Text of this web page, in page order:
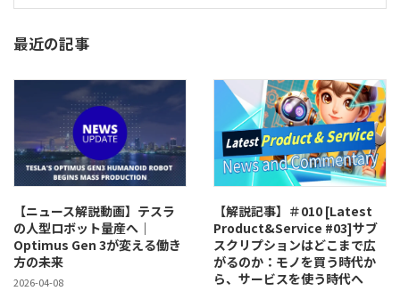
最近の記事
【ニュース解説動画】テスラ
の人型ロボット量産へ｜
Optimus Gen 3が変える働き
方の未来
2026-04-08
【解説記事】＃010 [Latest
Product&Service #03]サブ
スクリプションはどこまで広
がるのか：モノを買う時代か
ら、サービスを使う時代へ